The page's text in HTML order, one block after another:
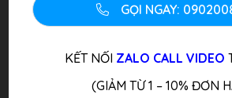
GỌI NGAY:
KẾT NỐI ZALO CALL VIDEO
(GIẢM TỪ 1 – 10% ĐƠN